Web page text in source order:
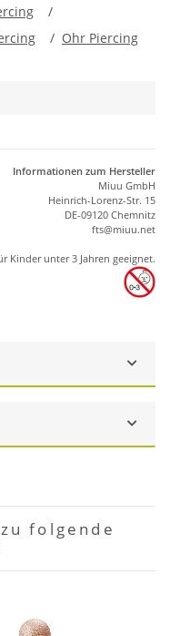
/
/ Ohr Piercing
Informationen zum Hersteller
Miuu GmbH
Heinrich-Lorenz-Str. 15
DE-09120 Chemnitz
fts@miuu.net
Kinder unter 3 Jahren geeignet.
folgende